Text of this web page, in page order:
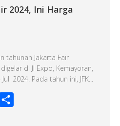
2024, Ini Harga
tahunan Jakarta Fair
di JI Expo, Kemayoran,
2024. Pada tahun ini, JFK...
Line